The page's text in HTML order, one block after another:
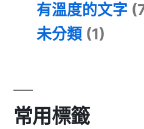
有溫度的文字
未分類 (1)
常用標籤